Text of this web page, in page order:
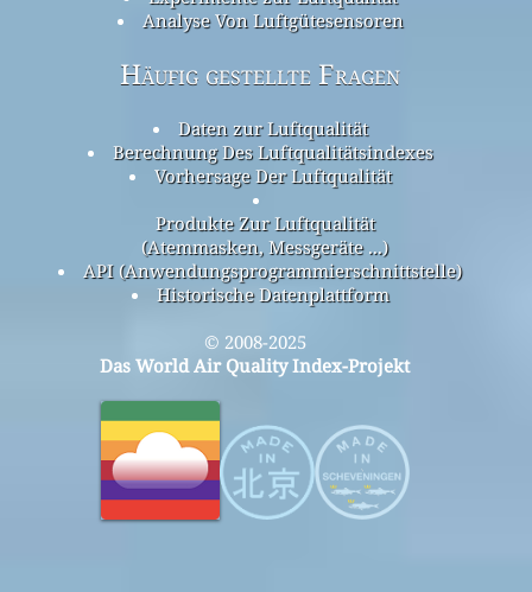
Analyse Von Luftgütesensoren
Häufig gestellte Fragen
Daten zur Luftqualität
Berechnung Des Luftqualitätsindexes
Vorhersage Der Luftqualität
Produkte Zur Luftqualität
(Atemmasken, Messgeräte ...)
API (Anwendungsprogrammierschnittstelle)
Historische Datenplattform
© 2008-2025
Das World Air Quality Index-Projekt